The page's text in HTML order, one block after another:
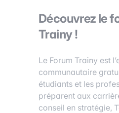
Découvrez le
Trainy !
Le Forum Trainy est
communautaire
étudiants et les
préparent aux
conseil en stratégie,